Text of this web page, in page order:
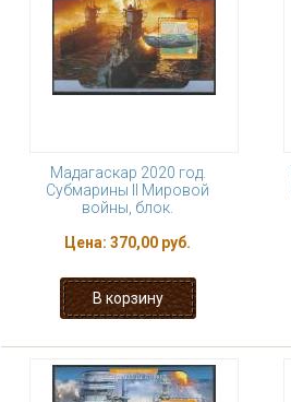
Мадагаскар 2020 год.
Субмарины II Мировой
войны, блок.
Цена: 370,00 руб.